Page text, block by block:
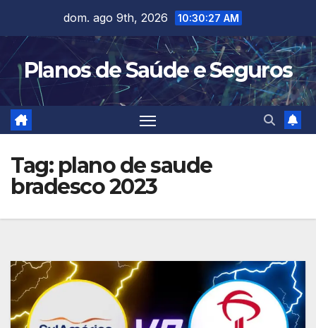
content
dom. ago 9th, 2026 10:30:27 AM
Planos de Saúde e Seguros
Tag: plano de saude
bradesco 2023